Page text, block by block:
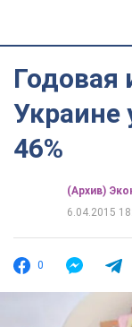
Годовая
Украине
46%
(Архив)
6.04.2015
0